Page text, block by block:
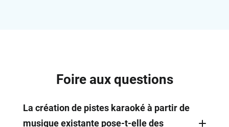
Foire aux questions
La création de pistes karaoké à partir de
musique existante pose-t-elle des